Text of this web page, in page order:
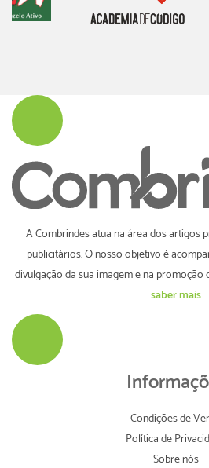
A Combrindes atua na área dos artigos
publicitários. O nosso objetivo é
divulgação da sua imagem e na promoção
saber mais
Condições de
Política de
Sobre nós